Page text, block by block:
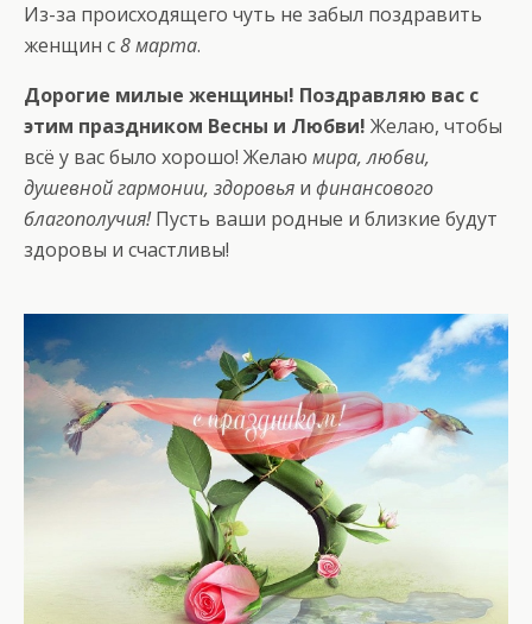
Из-за происходящего чуть не забыл поздравить
женщин с8 марта.
Дорогие милые женщины! Поздравляю вас с
этим праздником Весны и Любви! Желаю, чтобы
всё у вас было хорошо! Желаю мира, любви,
душевной гармонии, здоровья и финансового
благополучия!Пусть ваши родные и близкие будут
здоровы и счастливы!